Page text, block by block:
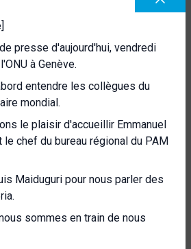
presse d'aujourd'hui, vendredi
à Genève.
entendre les collègues du
mondial.
le plaisir d'accueillir Emmanuel
le chef du bureau régional du PAM
Maiduguri pour nous parler des
sommes en train de nous